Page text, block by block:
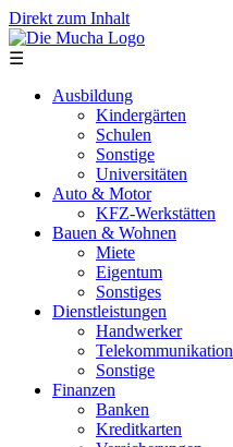
Direkt zum Inhalt
☰
Ausbildung
Kindergärten
Schulen
Sonstige
Universitäten
Auto & Motor
KFZ-Werkstätten
Bauen & Wohnen
Miete
Eigentum
Sonstiges
Dienstleistungen
Handwerker
Telekommunikation
Sonstige
Finanzen
Banken
Kreditkarten